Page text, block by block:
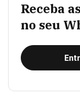
Receba
no seu